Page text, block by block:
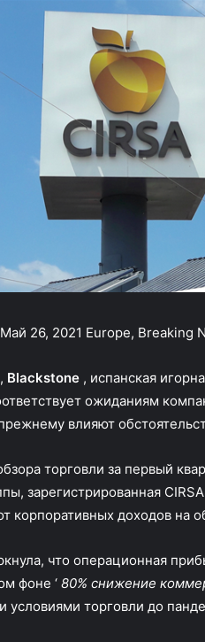
Май 26, 2021 Europe, Breaking
, Blackstone , испанская
ожиданиям
влияют
торговли за первый
зарегистрированная
корпоративных доходов на
что операционная
фоне ‘ 80% снижение
условиями торговли до